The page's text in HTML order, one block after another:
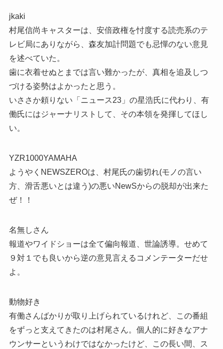
jkaki
村尾信尚キャスターは、安倍政権を忖度する読売系のテ
レビ局にありながら、森友加計問題でも忌憚のない意見
を述べていた。
歯に衣着せぬとまでは言い難かったが、真相を追及しつ
づける姿勢はよかったと思う。
いささか頼りない「ニュース23」の星浩氏に代わり、有
働氏にはジャーナリストして、その本領を発揮してほし
い。
YZR1000YAMAHA
ようやくNEWSZEROは、村尾氏の歯切れ(モノの言い
方、滑舌悪いとは違う)の悪いNewSからの脱却が出来た
ぜ！！
名無しさん
報道やワイドショーは全て偏向報道、世論誘導。せめて
９対１でも良いから逆の意見言えるコメンテーターだせ
よ。
動物好き
有働さんばかりが取り上げられているけれど、この番組
をずっと支えてきたのは村尾さん。個人的に好きなアナ
ウンサーというわけではなかったけど、この長い間、ス